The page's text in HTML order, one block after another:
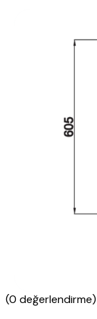
(0 değerlendirme)